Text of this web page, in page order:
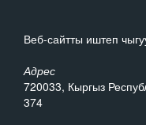
Веб-сайтты иштеп
Адрес
720033, Кыргыз
374